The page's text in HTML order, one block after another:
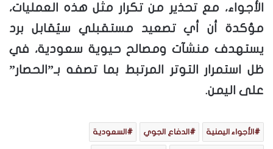
الأجواء، مع تحذير من تكرار مثل هذه العمليات،
مؤكدة أن أي تصعيد مستقبلي سيُقابل برد
يستهدف منشآت ومصالح حيوية سعودية، في
ظل استمرار التوتر المرتبط بما تصفه بـ”الحصار”
على اليمن.
الأجواء اليمنية الدفاع الجوي السعودية